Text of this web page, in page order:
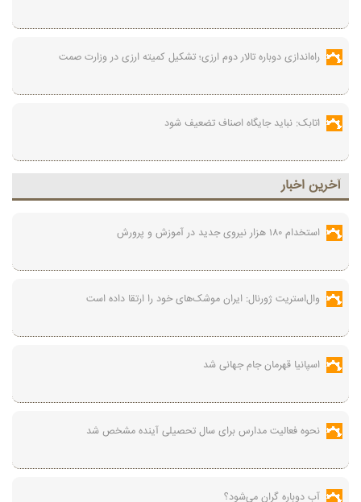
راه‌اندازی دوباره تالار دوم ارزی؛ تشکیل کمیته ارزی در وزارت صمت
اتابک: نباید جایگاه اصناف تضعیف شود
آخرين اخبار
استخدام ۱۸۰ هزار نیروی جدید در آموزش‌ و پرورش
وال‌استریت ژورنال: ایران موشک‌های خود را ارتقا داده است
اسپانیا قهرمان جام جهانی شد
نحوه فعالیت مدارس برای سال تحصیلی آینده مشخص شد
آب دوباره گران می‌شود؟